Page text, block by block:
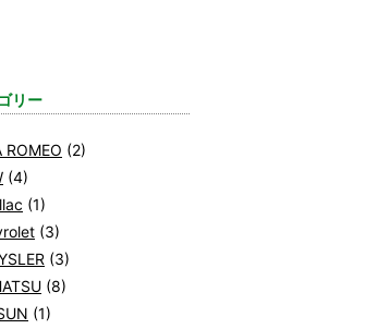
リー
ROMEO (2)
(4)
(1)
(3)
(3)
(8)
(1)